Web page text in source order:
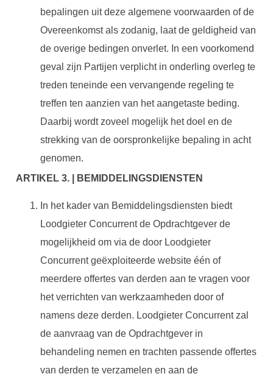
bepalingen uit deze algemene voorwaarden of de
Overeenkomst als zodanig, laat de geldigheid van
de overige bedingen onverlet. In een voorkomend
geval zijn Partijen verplicht in onderling overleg te
treden teneinde een vervangende regeling te
treffen ten aanzien van het aangetaste beding.
Daarbij wordt zoveel mogelijk het doel en de
strekking van de oorspronkelijke bepaling in acht
genomen.
ARTIKEL 3. | BEMIDDELINGSDIENSTEN
In het kader van Bemiddelingsdiensten biedt
Loodgieter Concurrent de Opdrachtgever de
mogelijkheid om via de door Loodgieter
Concurrent geëxploiteerde website één of
meerdere offertes van derden aan te vragen voor
het verrichten van werkzaamheden door of
namens deze derden. Loodgieter Concurrent zal
de aanvraag van de Opdrachtgever in
behandeling nemen en trachten passende offertes
van derden te verzamelen en aan de